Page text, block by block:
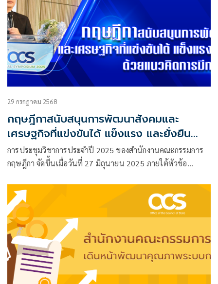
29 กรกฎาคม 2568
กฤษฎีกาสนับสนุนการพัฒนาสังคมและ
เศรษฐกิจที่แข่งขันได้ แข็งแรง และยั่งยืน
ด้วยแนวคิดการมีกฎหมายที่ดี
การประชุมวิชาการประจำปี 2025 ของสำนักงานคณะกรรมการ
กฤษฎีกา จัดขึ้นเมื่อวันที่ 27 มิถุนายน 2025 ภายใต้หัวข้อ
Sustainable and